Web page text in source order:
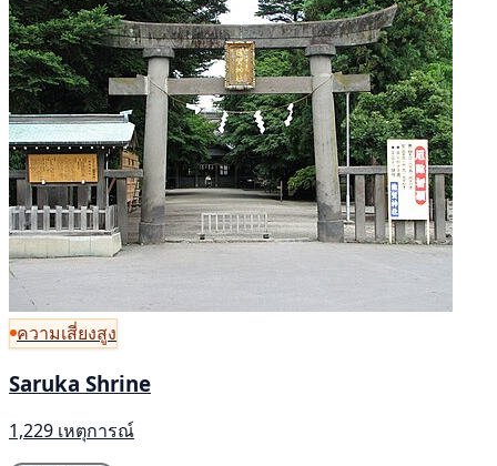
ความเสี่ยงสูง
Saruka Shrine
1,229 เหตุการณ์